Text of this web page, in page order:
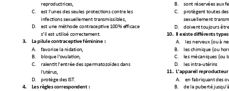
reproductrices,
C.
est l'unes des seules protections contre les
infections sexuellement transmissibles,
D.
est une méthode contraceptive 100% efficace
s’il est utilisé correctement.
3. La pilule contraceptive féminine :
A. favorise la nidation,
B.
bloque l'ovulation,
C.
ralentit l'entréedes spermatozoïdes dans
l'utérus,
D.
protège des IST.
4. Les règlescorrespondent :
B.
sont réservées aux
C.
protègenttoutes
sexuellement
D.
doivent toujours
10. existe différents
A. les nerveux (ou à
B.
les chimique (ou h
C.
les mécaniques (ou
D.
les intra-utérins
11. L'appareil reproduc
A. en fabriquant des
B.
de la puberté jusqu'à